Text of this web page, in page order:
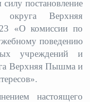
постановление
округа Верхняя
«О комиссии по
поведению
учреждений и
Верхняя Пышма и
настоящего